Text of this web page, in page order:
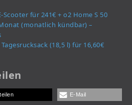
Scooter für 241€ + o2 Home S 50
(monatlich kündbar) –
(18,5 l) für 16,60€
teilen E-Mail